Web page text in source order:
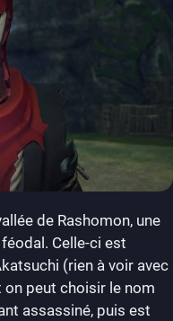
de Rashomon, une
Celle-ci est
(rien à voir avec
peut choisir le nom
assassiné, puis est